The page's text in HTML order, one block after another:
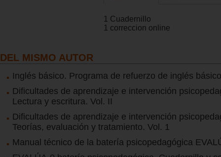
1 Cuadernillo
1 correccion online
DEL MISMO AUTOR
Inglés básico. Programa de refuerzo de inglés
Dificultades de aprendizaje e intervención
Lectura y escritura. Vol. II
Dificultades de aprendizaje e intervención
Teorías, evaluación y tratamiento. Vol. 1
Manual técnico de la batería psicopedagógica